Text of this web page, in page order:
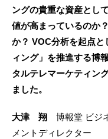
ングの貴重な資産とし
値が高まっているのか
か？ VOC分析を起点
ィング」を推進する博
タルテレマーケティン
ました。
大津 翔
博報堂 ビジ
メントディレクター